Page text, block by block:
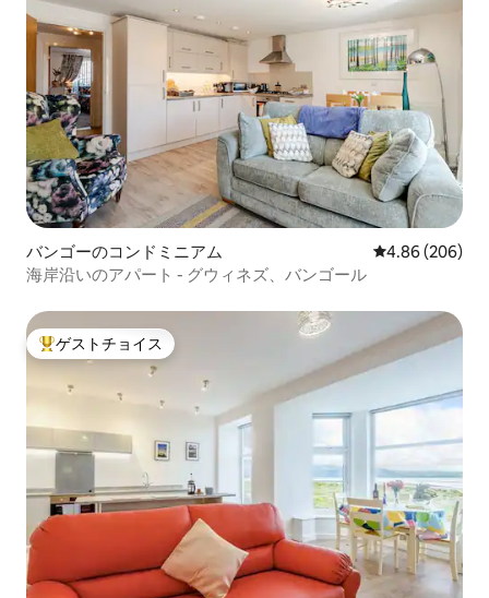
バンゴーのコンドミニアム レビュー206
4.86 (206)
海岸沿いのアパート - グウィネズ、バンゴール
大好評のゲストチョイスです。
ゲストチョイス